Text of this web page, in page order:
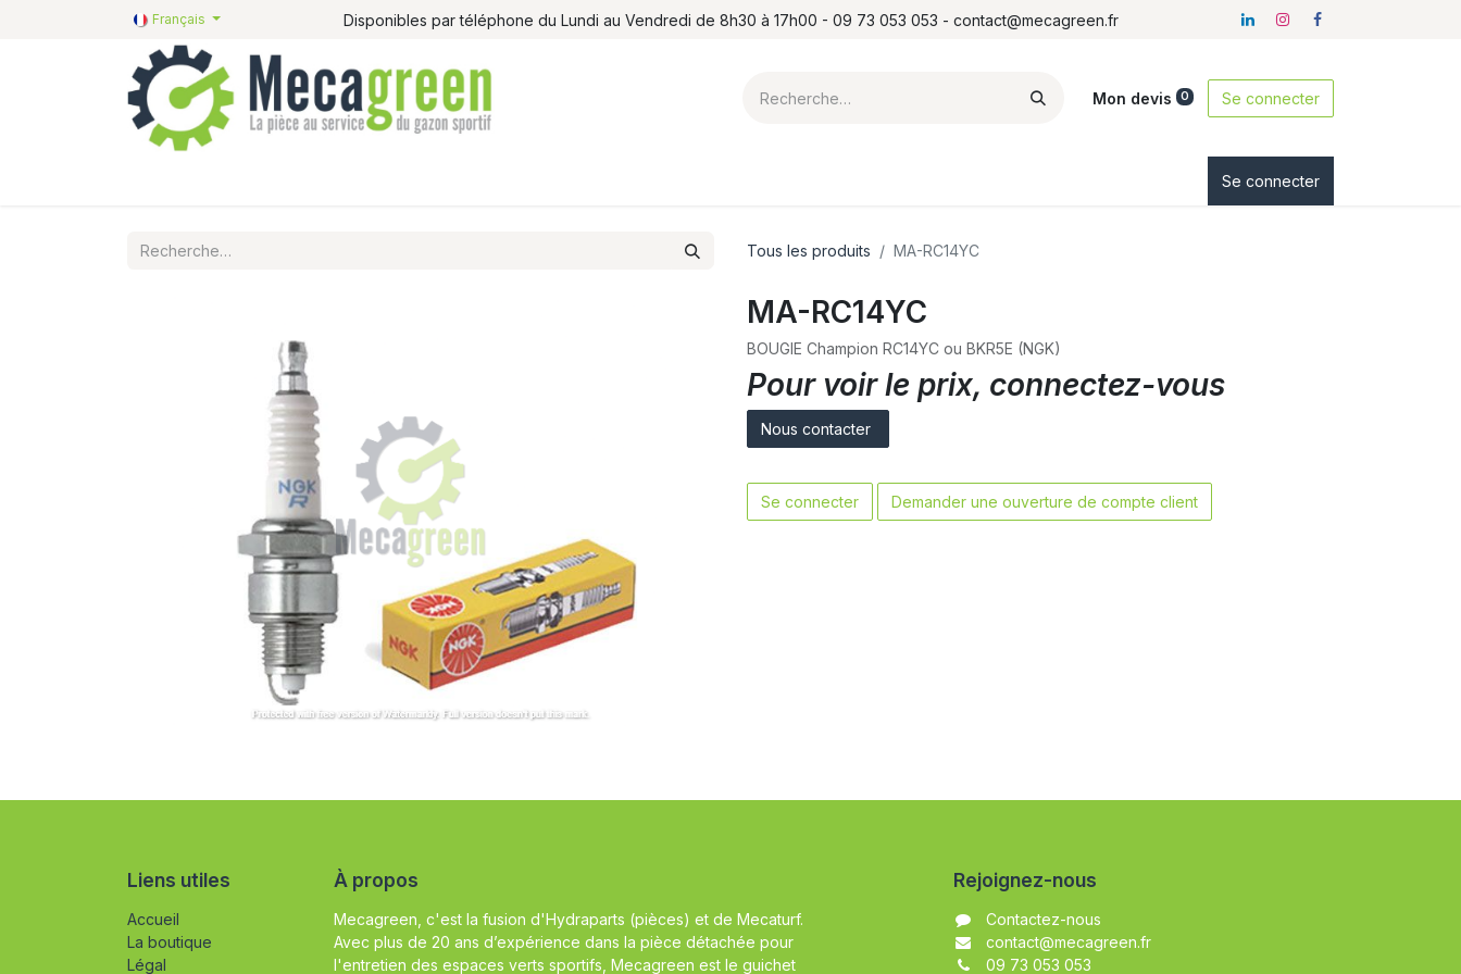
Français Disponibles par téléphone du Lundi au Vendredi de 8h30 à 17h00 - 09 73 053 053 - contact@mecagreen.fr
Mon devis 0 Se connecter
Se connecter
Tous les produits MA-RC14YC
MA-RC14YC
BOUGIE Champion RC14YC ou BKR5E (NGK)
Pour voir le prix, connectez-vous
Nous contacter
Se connecter Demander une ouverture de compte client
Liens utiles
Accueil
La boutique
Légal
À propos
Mecagreen, c'est la fusion d'Hydraparts (pièces) et de Mecaturf.
Avec plus de 20 ans d’expérience dans la pièce détachée pour
l'entretien des espaces verts sportifs, Mecagreen est le guichet
Rejoignez-nous
Contactez-nous
contact@mecagreen.fr
09 73 053 053